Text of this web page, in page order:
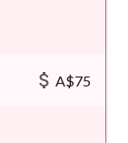
attach_money A$75